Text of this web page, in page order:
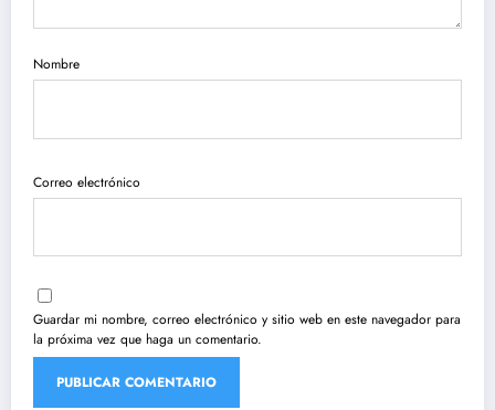
Nombre
Correo electrónico
Guardar mi nombre, correo electrónico y sitio web en este navegador para
la próxima vez que haga un comentario.